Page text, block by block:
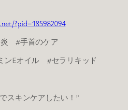
?pid=185982094
#手首のケア
Eオイル #セラリキッド
スキンケアしたい！”